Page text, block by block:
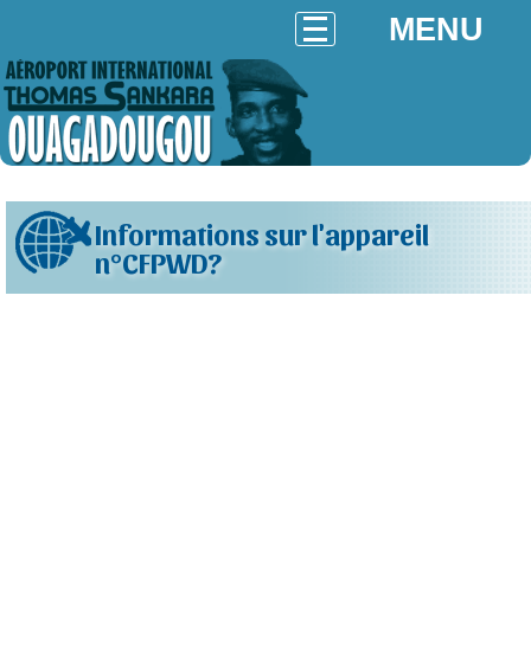
MENU
Informations sur l'appareil
n°CFPWD?